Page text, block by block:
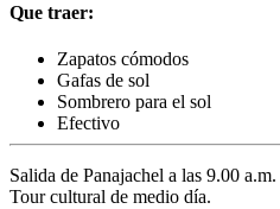
Que traer:
Zapatos cómodos
Gafas de sol
Sombrero para el sol
Efectivo
Salida de Panajachel a las 9.00 a.m.
Tour cultural de medio día.